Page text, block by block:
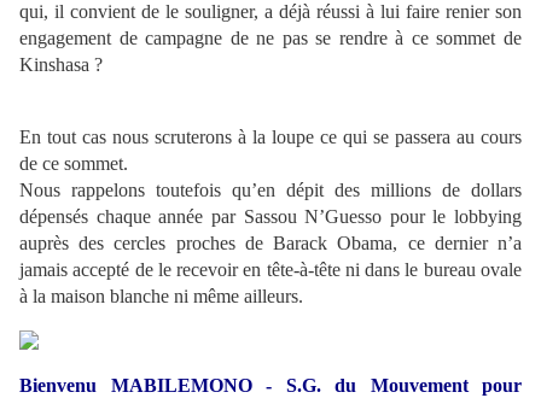
qui, il convient de le souligner, a déjà réussi à lui faire renier son
engagement de campagne de ne pas se rendre à ce sommet de
Kinshasa ?
En tout cas nous scruterons à la loupe ce qui se passera au cours
de ce sommet.
Nous rappelons toutefois qu’en dépit des millions de dollars
dépensés chaque année par Sassou N’Guesso pour le lobbying
auprès des cercles proches de Barack Obama, ce dernier n’a
jamais accepté de le recevoir en tête-à-tête ni dans le bureau ovale
à la maison blanche ni même ailleurs.
Bienvenu MABILEMONO - S.G. du Mouvement pour